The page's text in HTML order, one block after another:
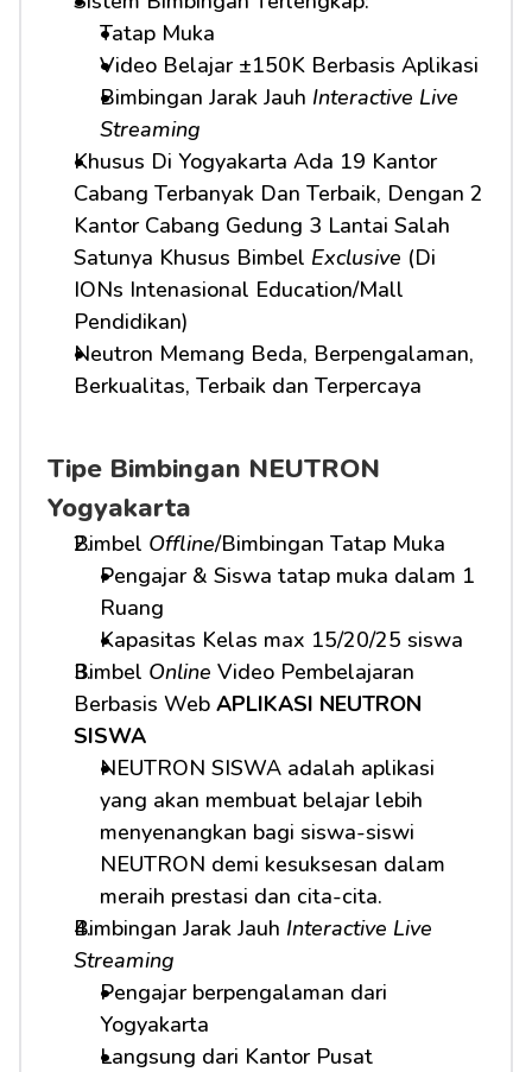
Tatap Muka
Video Belajar ±150K Berbasis Aplikasi
Bimbingan Jarak Jauh Interactive Live
Streaming
Khusus Di Yogyakarta Ada 19 Kantor
Cabang Terbanyak Dan Terbaik, Dengan 2
Kantor Cabang Gedung 3 Lantai Salah
Satunya Khusus Bimbel Exclusive (Di
IONs Intenasional Education/Mall
Pendidikan)
Neutron Memang Beda, Berpengalaman,
Berkualitas, Terbaik dan Terpercaya
Tipe Bimbingan NEUTRON
Yogyakarta
Bimbel Offline/Bimbingan Tatap Muka
Pengajar & Siswa tatap muka dalam 1
Ruang
Kapasitas Kelas max 15/20/25 siswa
Bimbel Online Video Pembelajaran
Berbasis Web APLIKASI NEUTRON
SISWA
NEUTRON SISWA adalah aplikasi
yang akan membuat belajar lebih
menyenangkan bagi siswa-siswi
NEUTRON demi kesuksesan dalam
meraih prestasi dan cita-cita.
Bimbingan Jarak Jauh Interactive Live
Streaming
Pengajar berpengalaman dari
Yogyakarta
Langsung dari Kantor Pusat